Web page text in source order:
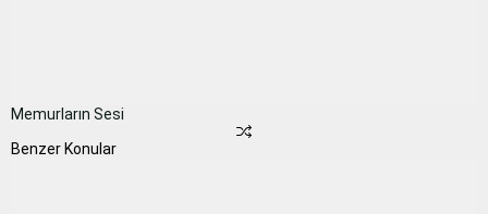
Memurların Sesi
Benzer Konular